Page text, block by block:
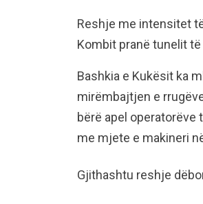
Reshje me intensitet
Kombit pranë tunelit
Bashkia e Kukësit ka
mirëmbajtjen e
bërë apel
me mjete e makineri
Gjithashtu reshje